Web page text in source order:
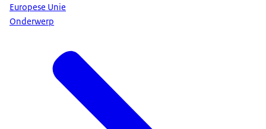
Europese Unie
Onderwerp